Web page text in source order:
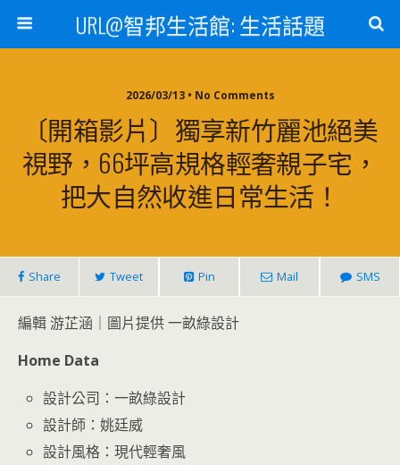
URL@智邦生活館: 生活話題
2026/03/13 • No Comments
〔開箱影片〕獨享新竹麗池絕美
視野，66坪高規格輕奢親子宅，
把大自然收進日常生活！
Share Tweet Pin Mail SMS
編輯 游芷涵｜圖片提供 一畝綠設計
Home Data
設計公司：一畝綠設計
設計師：姚廷威
設計風格：現代輕奢風